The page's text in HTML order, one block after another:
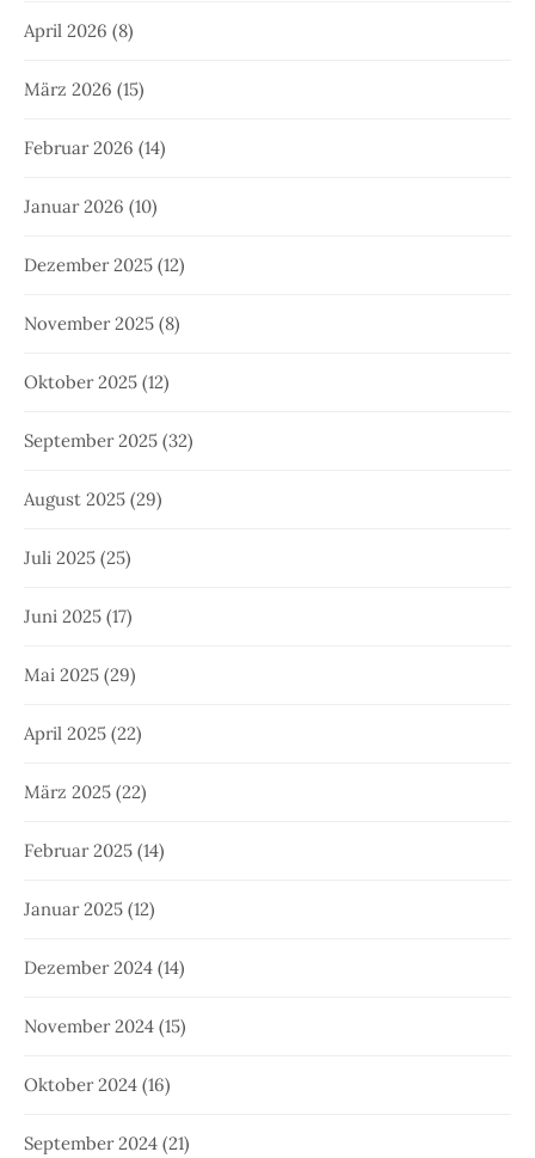
April 2026 (8)
März 2026 (15)
Februar 2026 (14)
Januar 2026 (10)
Dezember 2025 (12)
November 2025 (8)
Oktober 2025 (12)
September 2025 (32)
August 2025 (29)
Juli 2025 (25)
Juni 2025 (17)
Mai 2025 (29)
April 2025 (22)
März 2025 (22)
Februar 2025 (14)
Januar 2025 (12)
Dezember 2024 (14)
November 2024 (15)
Oktober 2024 (16)
September 2024 (21)